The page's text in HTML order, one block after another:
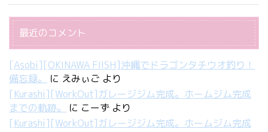
最近のコメント
[Asobi][OKINAWA FIISH]沖縄でドラゴンタチウオ釣り！
備忘録。
に えみぃご より
[Kurashi][WorkOut]ガレージジム完成。ホームジム完成
までの軌跡。
に こーず より
[Kurashi][WorkOut]ガレージジム完成。ホームジム完成